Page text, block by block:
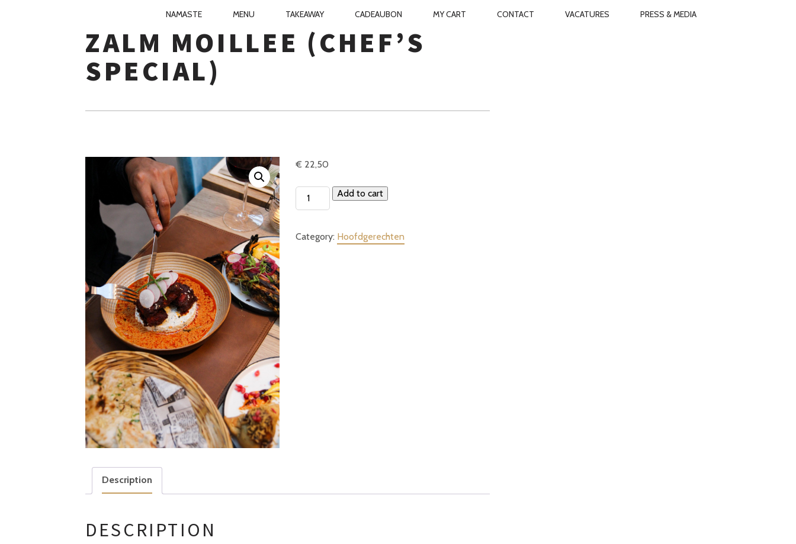
NIRVANA KITCHEN
PRIMARY
NAVIGATION
NAMASTE MENU TAKEAWAY CADEAUBON MY CART CONTACT VACATURES PRESS & MEDIA
ZALM MOILLEE (CHEF’S
SPECIAL)
€ 22,50
Zalm
Moillee
Special)
Add to cart
Category: Hoofdgerechten
Description
DESCRIPTION